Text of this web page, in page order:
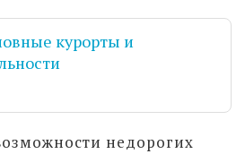
курорты и
недорогих